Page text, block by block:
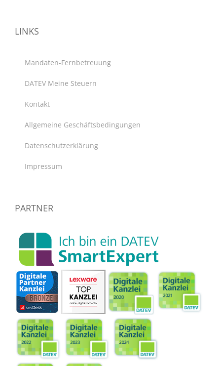
LINKS
Mandaten-Fernbetreuung
DATEV Meine Steuern
Kontakt
Allgemeine Geschäftsbedingungen
Datenschutzerklärung
Impressum
PARTNER